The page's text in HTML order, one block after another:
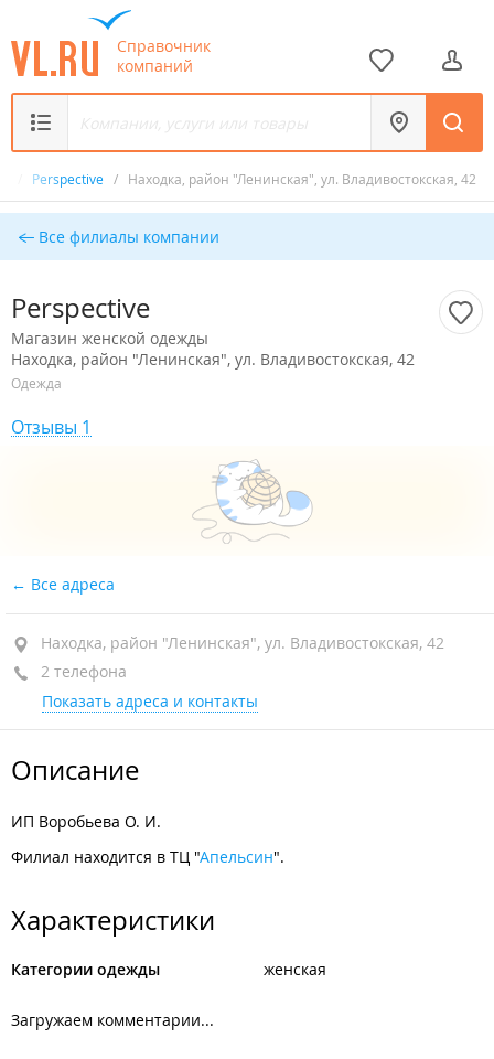
Справочник
компаний
Perspective / Находка, район "Ленинская", ул. Владивостокская, 42
Все филиалы компании
Perspective
Магазин женской одежды
Находка, район "Ленинская", ул. Владивостокская, 42
Одежда
Отзывы 1
Все адреса
Находка, район "Ленинская", ул. Владивостокская, 42
2 телефона
Показать адреса и контакты
Описание
ИП Воробьева О. И.
Филиал находится в ТЦ "Апельсин".
Характеристики
Категории одежды женская
Загружаем комментарии...